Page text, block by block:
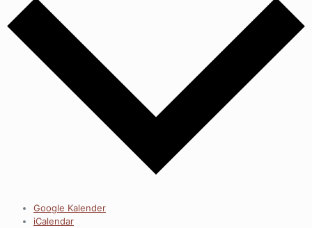
Google Kalender
iCalendar